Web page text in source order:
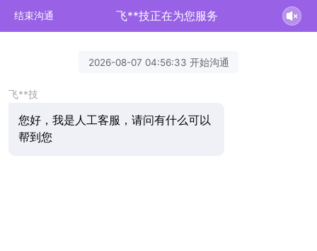
结束沟通 飞**技正在为您服务
2026-08-07 04:56:33 开始沟通
飞**技
您好，我是人工客服，请问有什么可以
帮到您